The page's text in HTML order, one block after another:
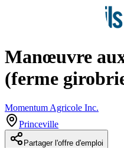
Manœuvre
(ferme
Momentum Agricole Inc.
Princeville
Partager l'offre d'emploi